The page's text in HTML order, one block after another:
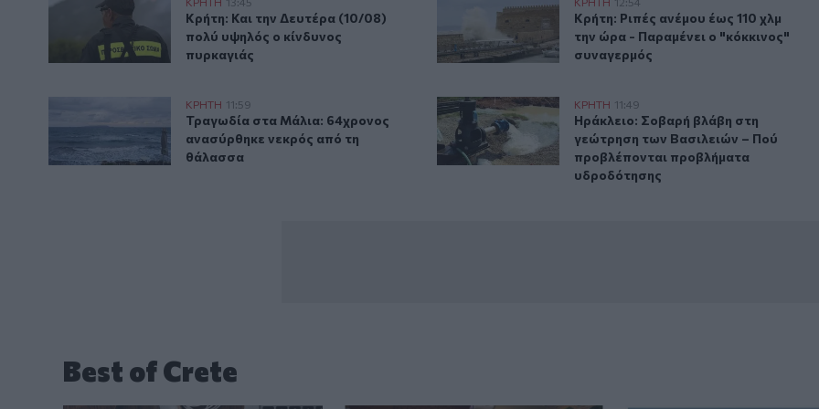
Κρήτη: Και την Δευτέρα (10/08) πολύ υψηλός ο κίνδυνος πυρκαγιάς
Κρήτη: Και την Δευτέρα (10/08) πολύ υψηλός ο κίνδυνος πυρκαγιάς
Κρήτη: Και την Δευτέρα (10/08)
πολύ υψηλός ο κίνδυνος
πυρκαγιάς
Κρήτη: Ριπές ανέμου έως 110 χλμ την ώρα - Παραμένει
Κρήτη: Ριπές ανέμου έως 110 χλμ
Κρήτη: Ριπές ανέμου έως 110 χλμ
την ώρα - Παραμένει ο "κόκκινος"
συναγερμός
Τραγωδία στα Μάλια: 64χρονος ανασύρθηκε νεκρός από τη θάλασσα
ΚΡΗΤΗ 11:59
Τραγωδία στα Μάλια: 64χρονος ανασύρθηκε νεκρός από τη θάλασσα
Τραγωδία στα Μάλια: 64χρονος
ανασύρθηκε νεκρός από τη
θάλασσα
Ηράκλειο: Σοβαρή βλάβη στη γεώτρηση των
ΚΡΗΤΗ 11:49
Ηράκλειο: Σοβαρή βλάβη στη
Ηράκλειο: Σοβαρή βλάβη στη
γεώτρηση των Βασιλειών – Πού
προβλέπονται προβλήματα
υδροδότησης
Best of Crete